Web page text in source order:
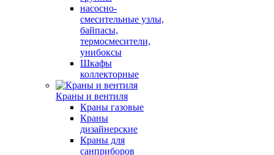
насосно-
смесительные узлы,
байпасы,
термосмесители,
унибоксы
Шкафы
коллекторные
Краны и вентиля
Краны газовые
Краны
дизайнерские
Краны для
санприборов